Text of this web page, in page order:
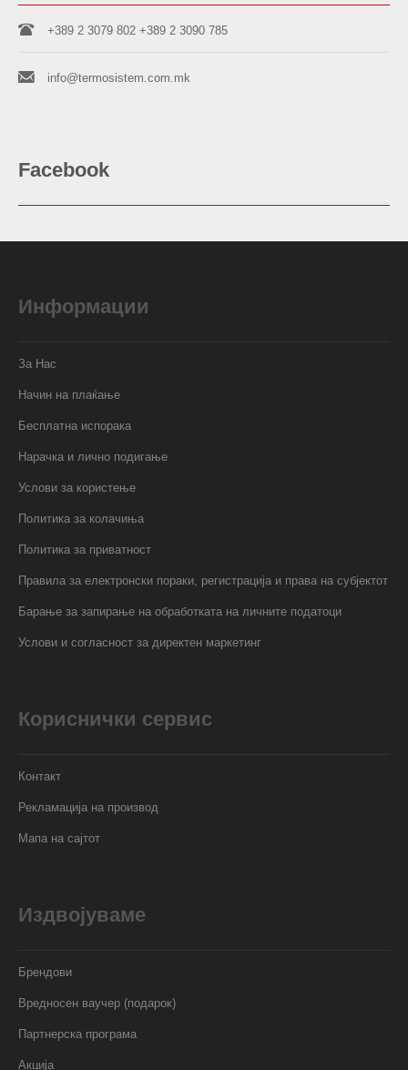
+389 2 3079 802 +389 2 3090 785
info@termosistem.com.mk
Facebook
Информации
За Нас
Начин на плаќање
Бесплатна испорака
Нарачка и лично подигање
Услови за користење
Политика за колачиња
Политика за приватност
Правила за електронски пораки, регистрација и права на субјектот
Барање за запирање на обработката на личните податоци
Услови и согласност за директен маркетинг
Кориснички сервис
Контакт
Рекламација на производ
Мапа на сајтот
Издвојуваме
Брендови
Вредносен ваучер (подарок)
Партнерска програма
Акција